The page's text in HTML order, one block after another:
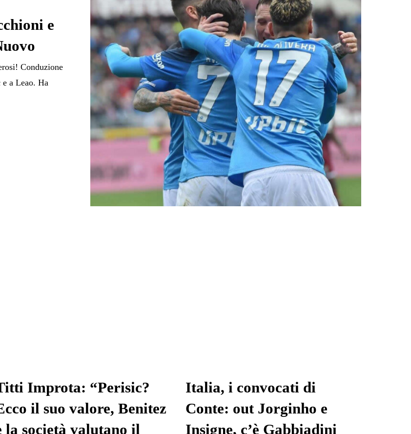
e
Conduzione
a Leao. Ha
Improta: “Perisic?
il suo valore, Benitez
la società valutano il
Italia, i convocati di
Conte: out Jorginho e
Insigne, c’è Gabbiadini